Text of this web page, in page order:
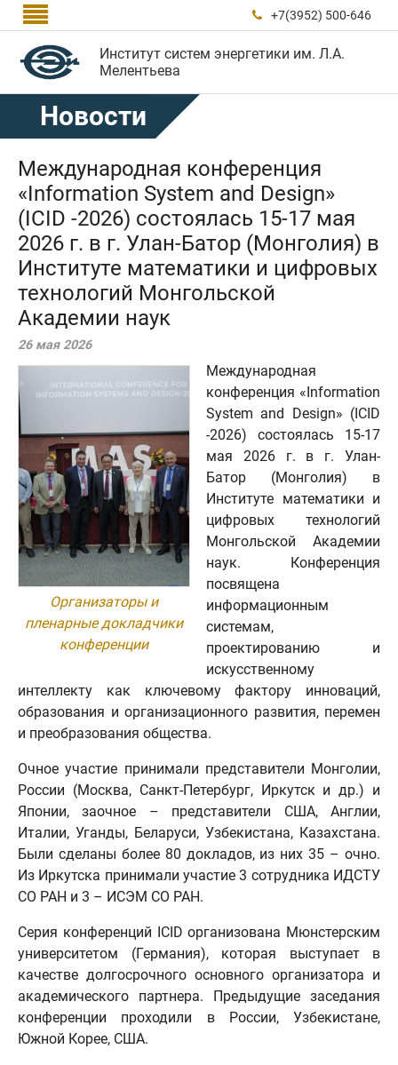
  +7(3952) 500-646
Институт систем энергетики им. Л.А.
Мелентьева
Новости
Международная конференция
«Information System and Design»
(ICID -2026) состоялась 15-17 мая
2026 г. в г. Улан-Батор (Монголия) в
Институте математики и цифровых
технологий Монгольской
Академии наук
26 мая 2026
Организаторы и
пленарные докладчики
конференции
Международная
конференция «Information
System and Design» (ICID
-2026) состоялась 15-17
мая 2026 г. в г. Улан-
Батор (Монголия) в
Институте математики и
цифровых технологий
Монгольской Академии
наук. Конференция
посвящена
информационным
системам,
проектированию и
искусственному
интеллекту как ключевому фактору инноваций,
образования и организационного развития, перемен
и преобразования общества.
Очное участие принимали представители Монголии,
России (Москва, Санкт-Петербург, Иркутск и др.) и
Японии, заочное – представители США, Англии,
Италии, Уганды, Беларуси, Узбекистана, Казахстана.
Были сделаны более 80 докладов, из них 35 – очно.
Из Иркутска принимали участие 3 сотрудника ИДСТУ
СО РАН и 3 – ИСЭМ СО РАН.
Серия конференций ICID организована Мюнстерским
университетом (Германия), которая выступает в
качестве долгосрочного основного организатора и
академического партнера. Предыдущие заседания
конференции проходили в России, Узбекистане,
Южной Корее, США.